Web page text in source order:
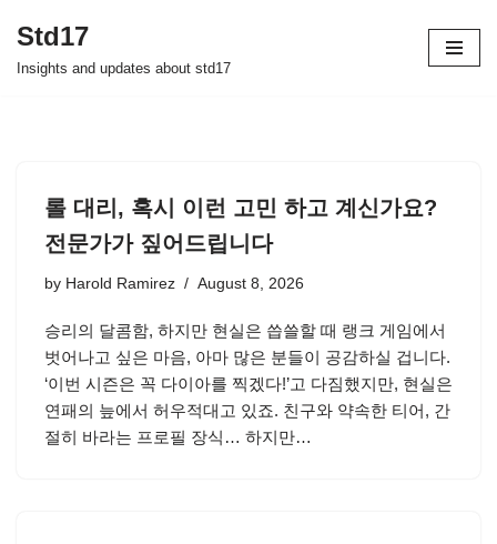
Skip
Std17
Insights and updates about std17
롤 대리, 혹시 이런 고민 하고 계신가요?
전문가가 짚어드립니다
by Harold Ramirez August 8, 2026
승리의 달콤함, 하지만 현실은 씁쓸할 때 랭크 게임에서
벗어나고 싶은 마음, 아마 많은 분들이 공감하실 겁니다.
‘이번 시즌은 꼭 다이아를 찍겠다!’고 다짐했지만, 현실은
연패의 늪에서 허우적대고 있죠. 친구와 약속한 티어, 간
절히 바라는 프로필 장식… 하지만…